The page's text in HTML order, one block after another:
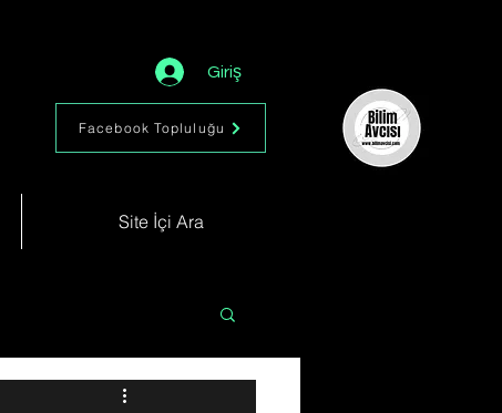
Giriş
Facebook Topluluğu
Site İçi Ara